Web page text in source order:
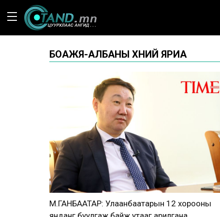
БОАЖЯ-АЛБАНЫ ХҮНИЙ ЯРИА
М.ГАНБААТАР: Улаанбаатарын 12 хорооны